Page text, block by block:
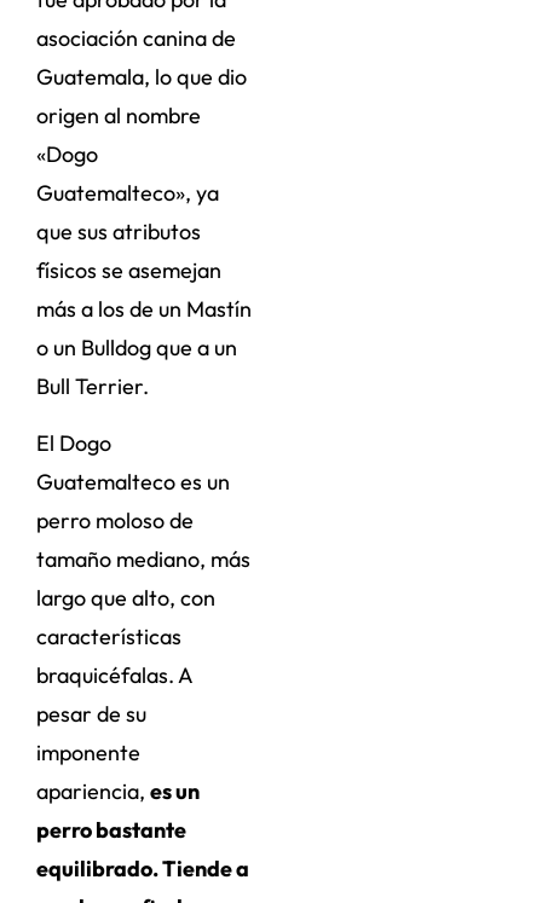
asociación canina de
Guatemala, lo que dio
origen al nombre
«Dogo
Guatemalteco», ya
que sus atributos
físicos se asemejan
más a los de un Mastín
o un Bulldog que a un
Bull Terrier.
El Dogo
Guatemalteco es un
perro moloso de
tamaño mediano, más
largo que alto, con
características
braquicéfalas. A
pesar de su
imponente
apariencia, es un
perro bastante
equilibrado. Tiende a